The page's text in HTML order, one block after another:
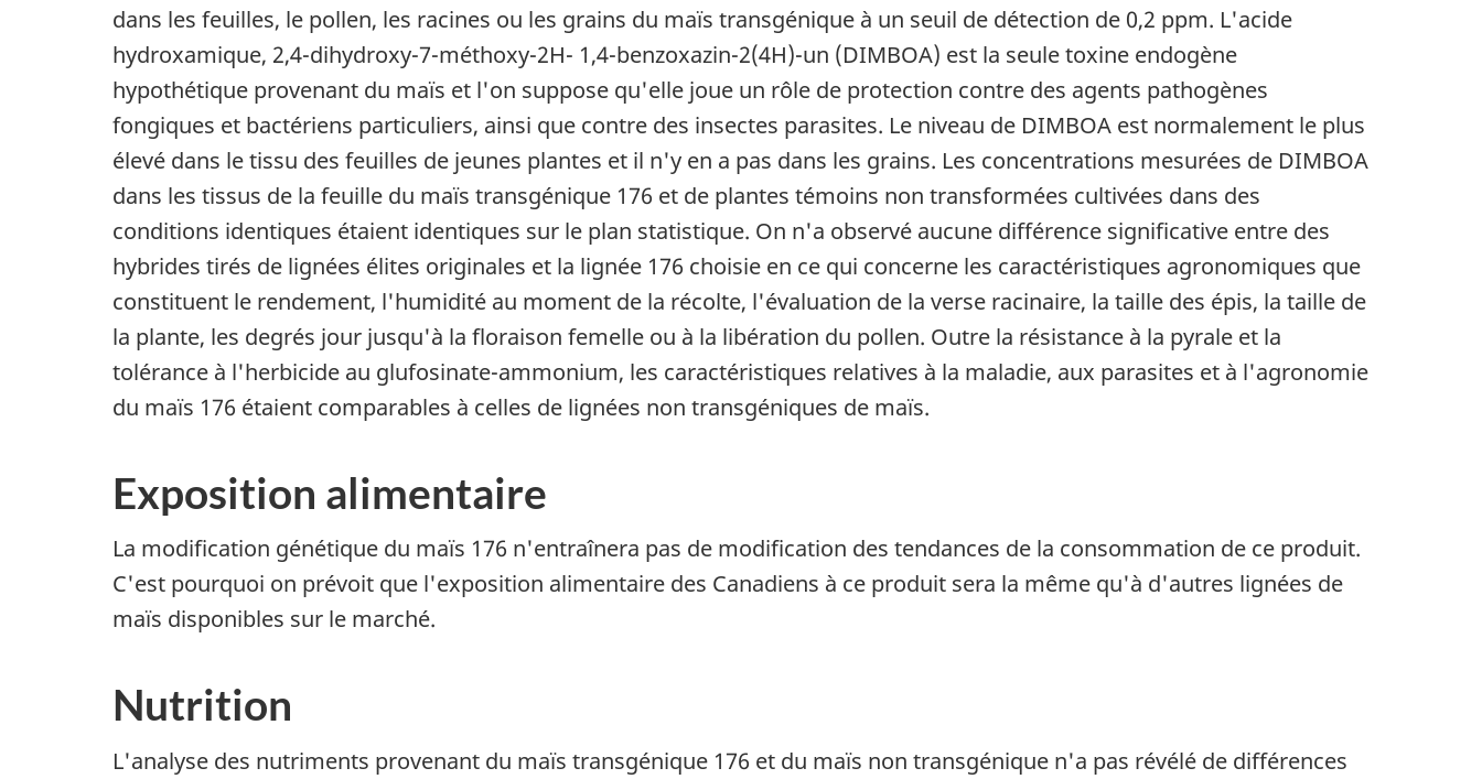
dans les feuilles, le pollen, les racines ou les grains du maïs transgénique à un seuil de détection de 0,2 ppm. L'acide
hydroxamique, 2,4-dihydroxy-7-méthoxy-2H- 1,4-benzoxazin-2(4H)-un (DIMBOA) est la seule toxine endogène
hypothétique provenant du maïs et l'on suppose qu'elle joue un rôle de protection contre des agents pathogènes
fongiques et bactériens particuliers, ainsi que contre des insectes parasites. Le niveau de DIMBOA est normalement le plus
élevé dans le tissu des feuilles de jeunes plantes et il n'y en a pas dans les grains. Les concentrations mesurées de DIMBOA
dans les tissus de la feuille du maïs transgénique 176 et de plantes témoins non transformées cultivées dans des
conditions identiques étaient identiques sur le plan statistique. On n'a observé aucune différence significative entre des
hybrides tirés de lignées élites originales et la lignée 176 choisie en ce qui concerne les caractéristiques agronomiques que
constituent le rendement, l'humidité au moment de la récolte, l'évaluation de la verse racinaire, la taille des épis, la taille de
la plante, les degrés jour jusqu'à la floraison femelle ou à la libération du pollen. Outre la résistance à la pyrale et la
tolérance à l'herbicide au glufosinate-ammonium, les caractéristiques relatives à la maladie, aux parasites et à l'agronomie
du maïs 176 étaient comparables à celles de lignées non transgéniques de maïs.
Exposition alimentaire
La modification génétique du maïs 176 n'entraînera pas de modification des tendances de la consommation de ce produit.
C'est pourquoi on prévoit que l'exposition alimentaire des Canadiens à ce produit sera la même qu'à d'autres lignées de
maïs disponibles sur le marché.
Nutrition
L'analyse des nutriments provenant du maïs transgénique 176 et du maïs non transgénique n'a pas révélé de différences